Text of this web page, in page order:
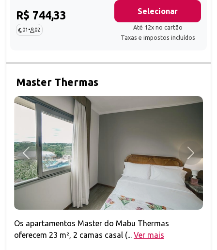
R$ 744,33
01 • 02
Selecionar
Até 12x no cartão
Taxas e impostos incluídos
Master Thermas
Anterior
Os apartamentos Master do Mabu Thermas
oferecem 23 m², 2 camas casal (... Ver mais